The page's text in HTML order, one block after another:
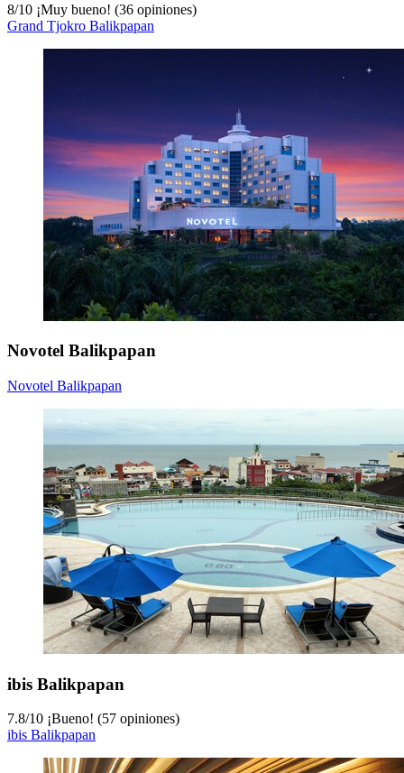
8/10 ¡Muy bueno! (36 opiniones)
Grand Tjokro Balikpapan
Novotel Balikpapan
Novotel Balikpapan
ibis Balikpapan
7.8/10 ¡Bueno! (57 opiniones)
ibis Balikpapan